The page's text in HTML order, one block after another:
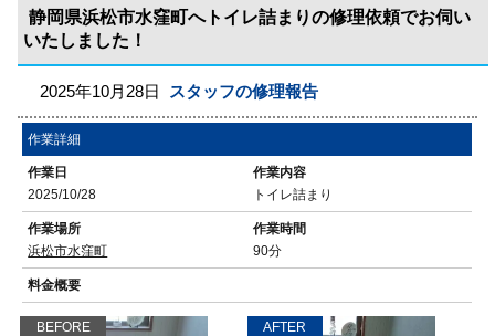
静岡県浜松市水窪町へトイレ詰まりの修理依頼でお伺い
いたしました！
2025年10月28日 スタッフの修理報告
作業詳細
作業日
2025/10/28
作業内容
トイレ詰まり
作業場所
浜松市水窪町
作業時間
90分
料金概要
BEFORE AFTER